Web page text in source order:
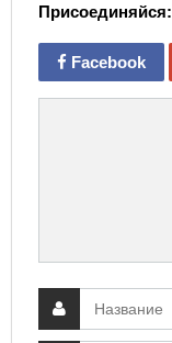
Присоединяйся:
Facebook